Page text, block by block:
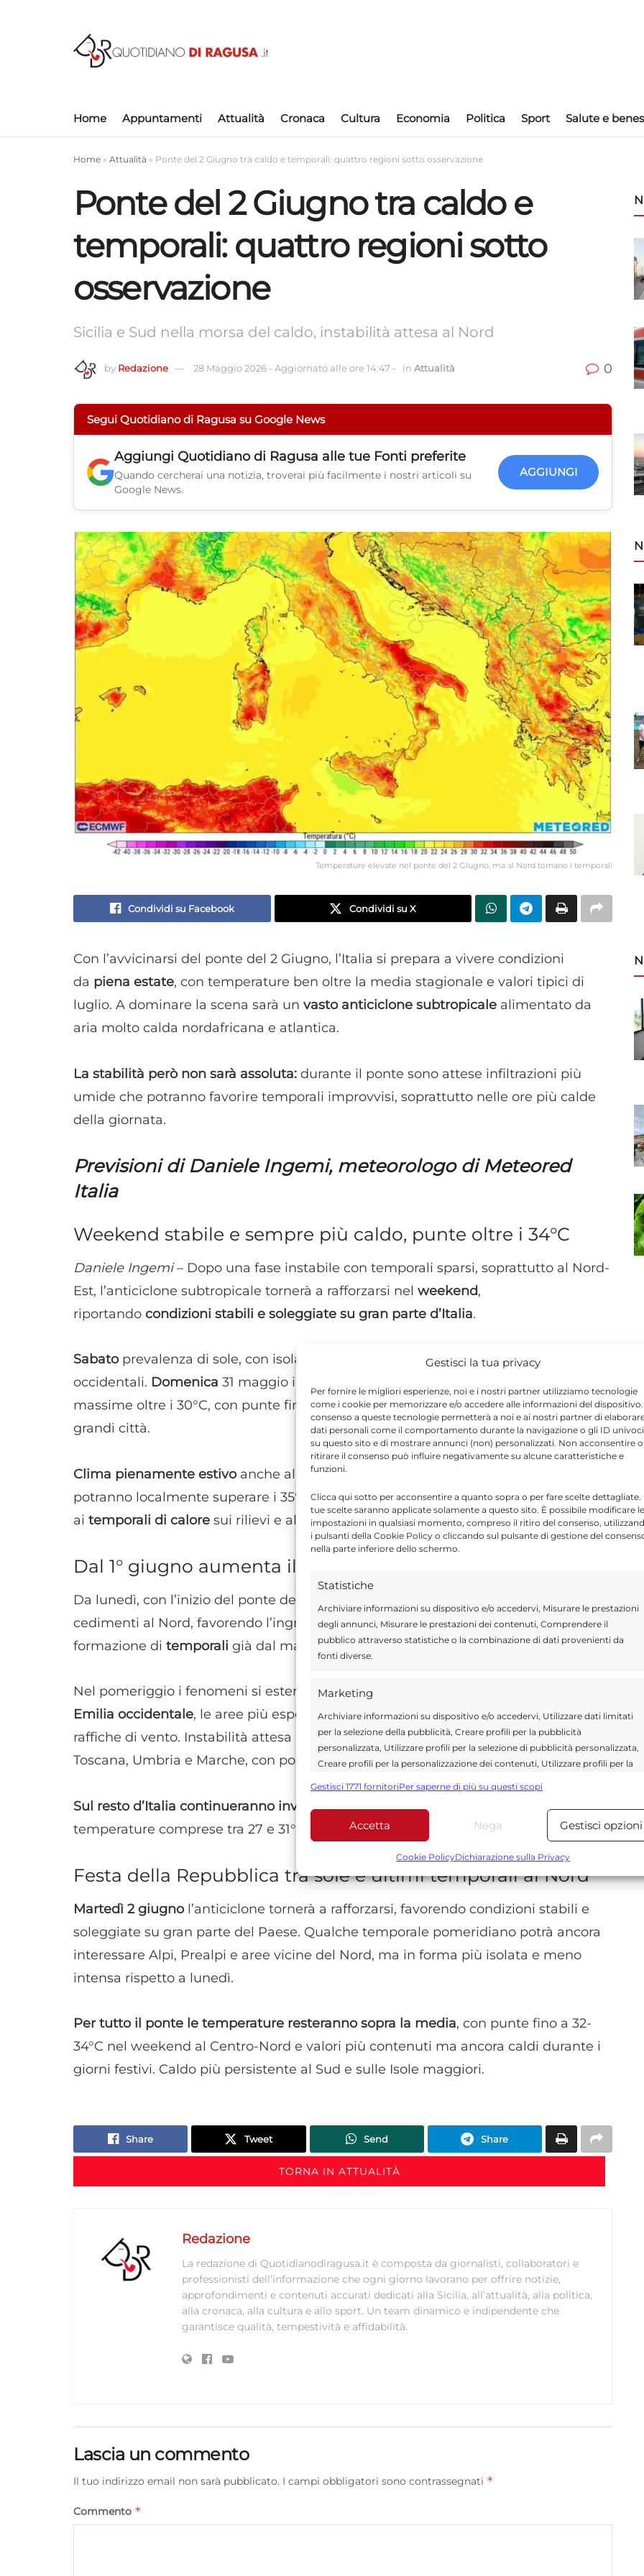
Gestisci la tua privacy
Per fornire le migliori esperienze, noi e i nostri partner utilizziamo tecnologie
come i cookie per memorizzare e/o accedere alle informazioni del
consenso a queste tecnologie permetterà a noi e ai nostri partner di
dati personali come il comportamento durante la navigazione o gli ID univoci
su questo sito e di mostrare annunci (non) personalizzati. Non acconsentire o
ritirare il consenso può influire negativamente su alcune caratteristiche e
funzioni.
Clicca qui sotto per acconsentire a quanto sopra o per fare scelte dettagliate.
tue scelte saranno applicate solamente a questo sito. È possibile modificare le
impostazioni in qualsiasi momento, compreso il ritiro del consenso,
i pulsanti della Cookie Policy o cliccando sul pulsante di gestione del
nella parte inferiore dello schermo.
Statistiche
Archiviare informazioni su dispositivo e/o accedervi, Misurare le prestazioni
degli annunci, Misurare le prestazioni dei contenuti, Comprendere il
pubblico attraverso statistiche o la combinazione di dati provenienti da
fonti diverse.
Marketing
Archiviare informazioni su dispositivo e/o accedervi, Utilizzare dati limitati
per la selezione della pubblicità, Creare profili per la pubblicità
personalizzata, Utilizzare profili per la selezione di pubblicità personalizzata,
Creare profili per la personalizzazione dei contenuti, Utilizzare profili per la
Utilizzare dati limitati per la selezione dei contenuti.
Funzionalità Sempre
Abbinare e combinare dati provenienti da altre fonti di dati,
alle informazioni trasmesse automaticamente.
Utilizzare dati di geolocalizzazione precisi, Riconoscere i
dispositivi in base a informazioni richieste attivamente.
scelte sulla privacy.
Gestisci 1771 fornitoriPer saperne di più su questi scopi
Accetta Nega Gestisci opzioni
Cookie PolicyDichiarazione sulla Privacy
Home Appuntamenti Attualità Cronaca Cultura Economia Politica Sport Salute e
Home » Attualità » Ponte del 2 Giugno tra caldo e temporali: quattro regioni sotto osservazione
Ponte del 2 Giugno tra caldo e
temporali: quattro regioni sotto
osservazione
Sicilia e Sud nella morsa del caldo, instabilità attesa al Nord
by Redazione 28 Maggio 2026 - Aggiornato alle ore 14:47 - in Attualità 0
Segui Quotidiano di Ragusa su Google News
Aggiungi Quotidiano di Ragusa alle tue Fonti preferite
Quando cercherai una notizia, troverai più facilmente i nostri articoli su
Google News.
AGGIUNGI
Temperature elevate nel ponte del 2 Giugno, ma al Nord tornano i temporali
Condividi su Facebook Condividi su X
Con l’avvicinarsi del ponte del 2 Giugno, l’Italia si prepara a vivere condizioni
da piena estate, con temperature ben oltre la media stagionale e valori tipici di
luglio. A dominare la scena sarà un vasto anticiclone subtropicale alimentato da
aria molto calda nordafricana e atlantica.
La stabilità però non sarà assoluta: durante il ponte sono attese infiltrazioni più
umide che potranno favorire temporali improvvisi, soprattutto nelle ore più calde
della giornata.
Previsioni di Daniele Ingemi, meteorologo di Meteored
Italia
Weekend stabile e sempre più caldo, punte oltre i 34°C
Daniele Ingemi– Dopo una fase instabile con temporali sparsi, soprattutto al Nord-
Est, l’anticiclone subtropicale tornerà a rafforzarsi nel weekend,
riportando condizioni stabili e soleggiate su gran parte d’Italia.
Sabatoprevalenza di sole, con isolati temporali pomeridiani sulle Alpi centro-
occidentali. Domenica 31 maggio il caldo aumenterà ulteriormente: al Nord attese
massime oltre i 30°C, con punte fino a 34°C tra Lombardia ed Emilia e afa nelle
grandi città.
Clima pienamente estivoanche al Sud e sulle Isole, dove Sardegna e Sicilia
potranno localmente superare i 35°C nelle aree interne. Attenzione solo
ai temporali di calore sui rilievi e al rischio fulmini in montagna.
Dal 1° giugno aumenta il rischio di temporali al Nord
Da lunedì, con l’inizio del ponte del 2 Giugno, l’anticiclone mostrerà i primi
cedimenti al Nord, favorendo l’ingresso di aria più fresca e umida in quota e la
formazione di temporali già dal mattino traNord-Ovest e Liguria.
Nel pomeriggio i fenomeni si estenderanno aPiemonte, Lombardia, Veneto ed
Emilia occidentale, le aree più esposte al rischio di rovesci intensi, grandine e forti
raffiche di vento. Instabilità attesa anche lungo l’Appennino settentrionalee tra
Toscana, Umbria e Marche, con possibili sconfinamenti sulla costa adriatica.
Sul resto d’Italia continueranno invece a prevalere sole e clima estivo
, con
temperature comprese tra 27 e 31°C.
Festa della Repubblica tra sole e ultimi temporali al Nord
Martedì 2 giugnol’anticiclone tornerà a rafforzarsi, favorendo condizioni stabili e
soleggiate su gran parte del Paese. Qualche temporale pomeridiano potrà ancora
interessare Alpi, Prealpi e aree vicine del Nord, ma in forma più isolata e meno
intensa rispetto a lunedì.
Per tutto il ponte le temperature resteranno sopra la media, con punte fino a 32-
34°C nel weekend al Centro-Nord e valori più contenuti ma ancora caldi durante i
giorni festivi. Caldo più persistente al Sud e sulle Isole maggiori.
Share Tweet Send Share
TORNA IN ATTUALITÀ
Redazione
La redazione di Quotidianodiragusa.it è composta da giornalisti, collaboratori e
professionisti dell’informazione che ogni giorno lavorano per offrire notizie,
approfondimenti e contenuti accurati dedicati alla Sicilia, all’attualità, alla politica,
alla cronaca, alla cultura e allo sport. Un team dinamico e indipendente che
garantisce qualità, tempestività e affidabilità.
Lascia un commento
Il tuo indirizzo email non sarà pubblicato. I campi obbligatori sono contrassegnati *
Commento *